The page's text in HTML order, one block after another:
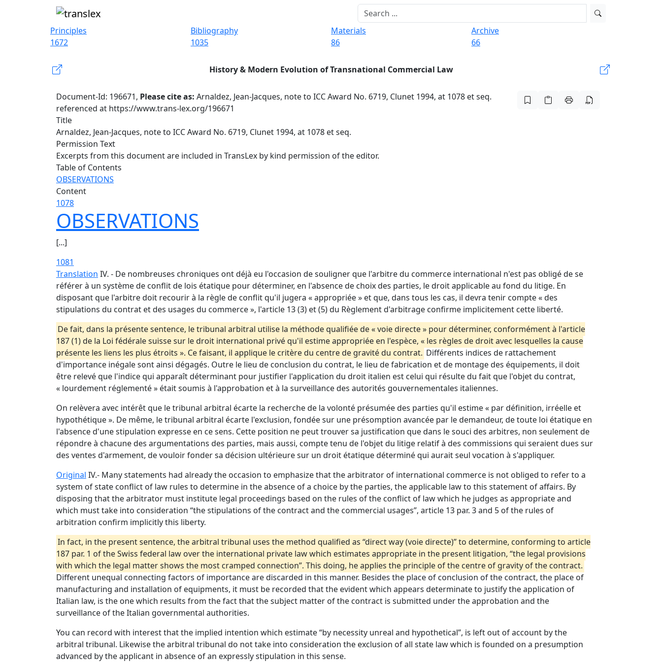
Principles
1672
Bibliography
1035
Materials
86
Archive
66
History & Modern Evolution of Transnational Commercial Law
Document-Id: 196671, Please cite as: Arnaldez, Jean-Jacques, note to ICC Award No. 6719, Clunet 1994, at 1078 et seq.
referenced at https://www.trans-lex.org/196671
Title
Arnaldez, Jean-Jacques, note to ICC Award No. 6719, Clunet 1994, at 1078 et seq.
Permission Text
Excerpts from this document are included in TransLex by kind permission of the editor.
Table of Contents
OBSERVATIONS
Content
1078
OBSERVATIONS
[...]
1081
Translation IV. - De nombreuses chroniques ont déjà eu l'occasion de souligner que l'arbitre du commerce international n'est pas obligé de se
référer à un système de conflit de lois étatique pour déterminer, en l'absence de choix des parties, le droit applicable au fond du litige. En
disposant que l'arbitre doit recourir à la règle de conflit qu'il jugera « appropriée » et que, dans tous les cas, il devra tenir compte « des
stipulations du contrat et des usages du commerce », l'article 13 (3) et (5) du Règlement d'arbitrage confirme implicitement cette liberté.
De fait, dans la présente sentence, le tribunal arbitral utilise la méthode qualifiée de « voie directe » pour déterminer, conformément à l'article
187 (1) de la Loi fédérale suisse sur le droit international privé qu'il estime appropriée en l'espèce, « les règles de droit avec lesquelles la cause
présente les liens les plus étroits ». Ce faisant, il applique le critère du centre de gravité du contrat. Différents indices de rattachement
d'importance inégale sont ainsi dégagés. Outre le lieu de conclusion du contrat, le lieu de fabrication et de montage des équipements, il doit
être relevé que l'indice qui apparaît déterminant pour justifier l'application du droit italien est celui qui résulte du fait que l'objet du contrat,
« lourdement réglementé » était soumis à l'approbation et à la surveillance des autorités gouvernementales italiennes.
On relèvera avec intérêt que le tribunal arbitral écarte la recherche de la volonté présumée des parties qu'il estime « par définition, irréelle et
hypothétique ». De même, le tribunal arbitral écarte l'exclusion, fondée sur une présomption avancée par le demandeur, de toute loi étatique en
l'absence d'une stipulation expresse en ce sens. Cette position ne peut trouver sa justification que dans le souci des arbitres, non seulement de
répondre à chacune des argumentations des parties, mais aussi, compte tenu de l'objet du litige relatif à des commissions qui seraient dues sur
des ventes d'armement, de vouloir fonder sa décision ultérieure sur un droit étatique déterminé qui aurait seul vocation à s'appliquer.
Original IV.- Many statements had already the occasion to emphasize that the arbitrator of international commerce is not obliged to refer to a
system of state conflict of law rules to determine in the absence of a choice by the parties, the applicable law to this statement of affairs. By
disposing that the arbitrator must institute legal proceedings based on the rules of the conflict of law which he judges as appropriate and
which must take into consideration “the stipulations of the contract and the commercial usages”, article 13 par. 3 and 5 of the rules of
arbitration confirm implicitly this liberty.
In fact, in the present sentence, the arbitral tribunal uses the method qualified as “direct way (voie directe)” to determine, conforming to article
187 par. 1 of the Swiss federal law over the international private law which estimates appropriate in the present litigation, “the legal provisions
with which the legal matter shows the most cramped connection”. This doing, he applies the principle of the centre of gravity of the contract.
Different unequal connecting factors of importance are discarded in this manner. Besides the place of conclusion of the contract, the place of
manufacturing and installation of equipments, it must be recorded that the evident which appears determinate to justify the application of
Italian law, is the one which results from the fact that the subject matter of the contract is submitted under the approbation and the
surveillance of the Italian governmental authorities.
You can record with interest that the implied intention which estimate “by necessity unreal and hypothetical”, is left out of account by the
arbitral tribunal. Likewise the arbitral tribunal do not take into consideration the exclusion of all state law which is founded on a presumption
advanced by the applicant in absence of an expressly stipulation in this sense.